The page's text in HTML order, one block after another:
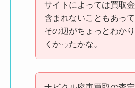
サイトによっては買取
含まれないこともあって
その辺がちょっとわか
くかったかな。